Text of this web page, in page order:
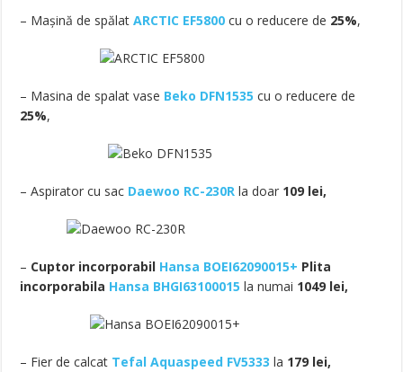
– Mașină de spălatARCTIC EF5800 cu o reducere de 25%,
– Masina de spalat vase Beko DFN1535 cu o reducere de
25%,
– Aspirator cu sac Daewoo RC-230R la doar 109 lei,
– Cuptor incorporabil Hansa BOEI62090015+ Plita
incorporabila Hansa BHGI63100015 la numai 1049 lei,
– Fier de calcat Tefal Aquaspeed FV5333 la 179 lei,